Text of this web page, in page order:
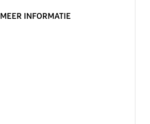
MEER INFORMATIE